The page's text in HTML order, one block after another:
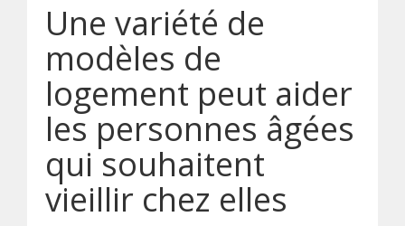
Une variété de
modèles de
logement peut aider
les personnes âgées
qui souhaitent
vieillir chez elles